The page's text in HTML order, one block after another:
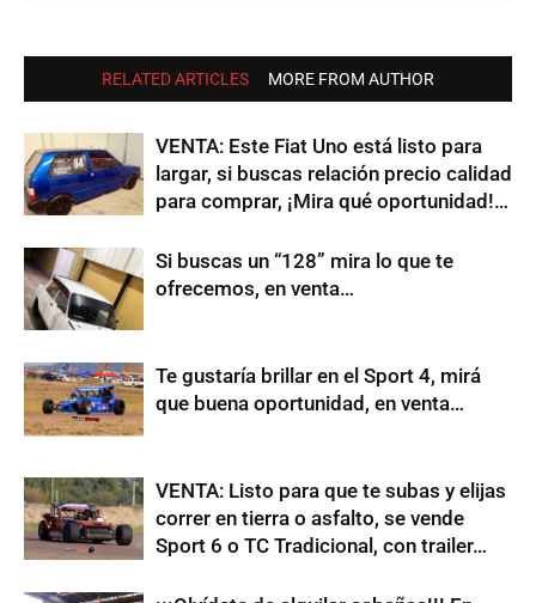
RELATED ARTICLES MORE FROM AUTHOR
VENTA: Este Fiat Uno está listo para
largar, si buscas relación precio calidad
para comprar, ¡Mira qué oportunidad!…
Si buscas un “128” mira lo que te
ofrecemos, en venta…
Te gustaría brillar en el Sport 4, mirá
que buena oportunidad, en venta…
VENTA: Listo para que te subas y elijas
correr en tierra o asfalto, se vende
Sport 6 o TC Tradicional, con trailer…